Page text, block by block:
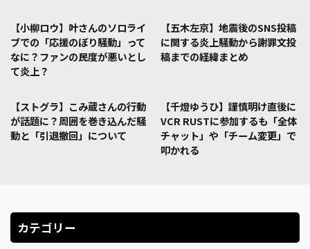
【小柳ロウ】叶さんのソロライ
ブでの「応援のぼり騒動」って
なに？ファンの民度が悪いとし
て炎上？
【五木左京】地震後のSNS投稿
に関する炎上騒動から謝罪文投
稿までの経緯まとめ
【ストグラ】こみ蔵さんの行動
が話題に？周囲を巻き込んだ騒
動と「引退撤回」について
【千燈ゆうひ】謹慎明け直後に
VCR RUSTに参加するも「全体
チャット」や「チーム変更」で
叩かれる
カテゴリー